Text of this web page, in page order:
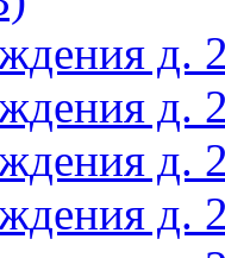
д.
д.
д.
д.